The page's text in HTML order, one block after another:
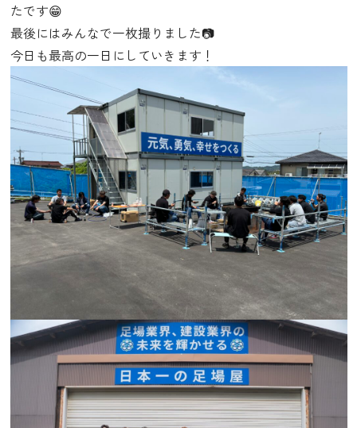
たです😁
最後にはみんなで一枚撮りました📷
今日も最高の一日にしていきます！